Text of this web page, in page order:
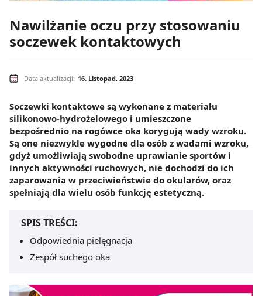
Nawilżanie oczu przy stosowaniu
soczewek kontaktowych
Data aktualizacji: 16. Listopad, 2023
Soczewki kontaktowe są wykonane z materiału
silikonowo-hydrożelowego i umieszczone
bezpośrednio na rogówce oka korygują wady wzroku.
Są one niezwykle wygodne dla osób z wadami wzroku,
gdyż umożliwiają swobodne uprawianie sportów i
innych aktywności ruchowych, nie dochodzi do ich
zaparowania w przeciwieństwie do okularów, oraz
spełniają dla wielu osób funkcję estetyczną.
SPIS TREŚCI:
Odpowiednia pielęgnacja
Zespół suchego oka